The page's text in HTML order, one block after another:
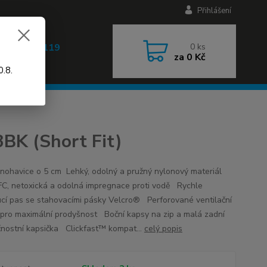
Přihlášení
608 030 119 0 ks
za 0 Kč
(Short Fit)
o 5 cm Lehký, odolný a pružný nylonový materiál
netoxická a odolná impregnace proti vodě Rychle
pas se stahovacími pásky Velcro® Perforované ventilační
maximální prodyšnost Boční kapsy na zip a malá zadní
kapsička Clickfast™ kompat... celý popis